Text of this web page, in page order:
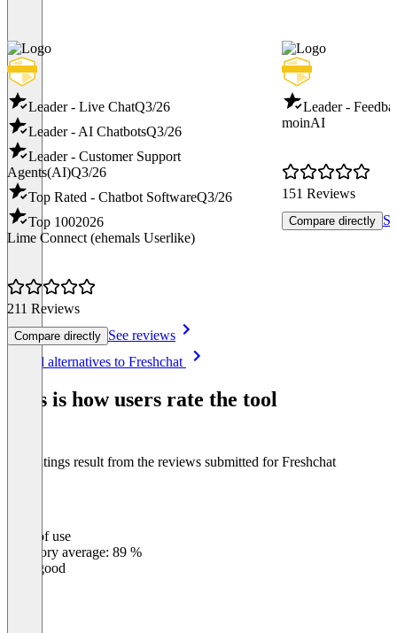
Leader - Live ChatQ3/26
Leader - AI ChatbotsQ3/26
Leader - Customer Support
Agents(AI)Q3/26
Top Rated - Chatbot SoftwareQ3/26
Top 1002026
Lime Connect (ehemals Userlike)
211 Reviews
Compare directly See reviews
Leader -
moinAI
151 Reviews
Compare directly
See all alternatives to Freshchat
This is how users rate the tool
The ratings result from the reviews submitted for Freshchat
Ease of use
Category average: 89 %
Very good